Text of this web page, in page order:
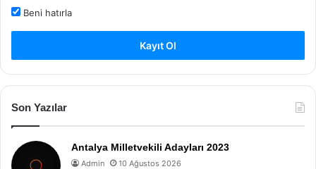
Beni hatırla
Kayıt Ol
Son Yazılar
Antalya Milletvekili Adayları 2023
Admin 10 Ağustos 2026